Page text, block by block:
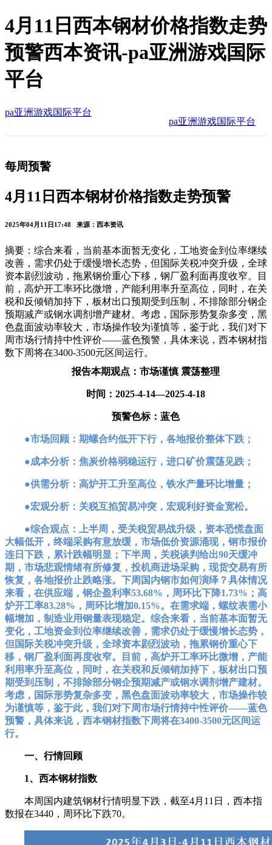
4月11日西本钢材价格指数走势
预警西本资讯-pa亚洲游戏国际
平台
pa亚洲游戏国际平台
pa亚洲游戏国际平台
每周预警
4月11日西本钢材价格指数走势预警
2025年04月11日17:48 来源：西本资讯
摘要：综合来看，当前基本面暂无变化，工地资金到位率继续
改善，需求仍处于缓慢增长态势，但国际关税冲突升级，全球
资本剧烈波动，拖累钢价重心下移，钢厂盈利面再度收窄。目
前，高炉开工率环比微增，产能利用率升至高位，同时，在关
税和反倾销加持下，板材出口预期受到压制，不排除部分钢企
预期减产或钢水调剂增产建材。考虑，国际形势复杂多变，黑
色盘面波动率较大，市场操作较为谨慎等，鉴于此，我们对下
周市场行情持中性评价——蓝色预警，具体来说，西本钢材指
数下周将在3400-3500元区间运行。
报告本期观点：市场谨慎 震荡整理
时间：2025-4-14—2025-4-18
预警色标：蓝色
●市场回顾：期螺合约低开下行，各地报价整体下跌；
●成本分析：焦炭价格弱稳运行，进口矿价震荡见跌；
●供需分析：高炉开工升至高位，铁水产量环比增量；
●宏观分析：关税互掐贸易冲突，宏观利好资金宽松。
●综合观点：上半周，受关税贸易战升级，资本恐慌盘面
大幅低开，终端采购有意放缓，市场低价资源涌现，钢市报价
连日下跌，累计跌幅明显；下半周，关税谈判给出90天缓冲
期，市场悲观情绪有所修复，投机商进场采购，现货交易有所
恢复，各地报价止跌略涨。下周国内钢市如何演绎？具体情况
来看，在供应端，钢企盈利率53.68%，周环比下降1.73%；高
炉开工率83.28%，周环比增加0.15%。在需求端，螺纹表需小
幅增加，制造业用钢量表现稳定。综合来看，当前基本面暂无
变化，工地资金到位率继续改善，需求仍处于缓慢增长态势，
但国际关税冲突升级，全球资本剧烈波动，拖累钢价重心下
移，钢厂盈利面再度收窄。目前，高炉开工率环比微增，产能
利用率升至高位，同时，在关税和反倾销加持下，板材出口预
期受到压制，不排除部分钢企预期减产或钢水调剂增产建材。
考虑，国际形势复杂多变，黑色盘面波动率较大，市场操作较
为谨慎等，鉴于此，我们对下周市场行情持中性评价——蓝色
预警，具体来说，西本钢材指数下周将在3400-3500元区间运
行。
一、行情回顾
1、西本钢材指数
本周国内建筑钢材行情明显下跌，截至4月11日，西本指
数报在3440，周环比下跌70。